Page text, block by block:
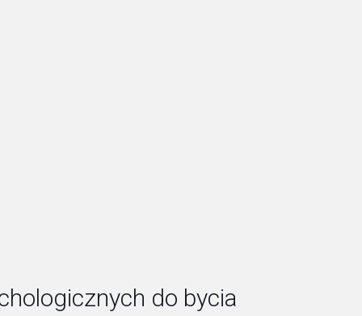
do bycia